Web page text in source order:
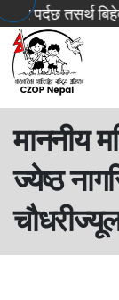
तसर्थ
माननीय
ज्येष्ठ